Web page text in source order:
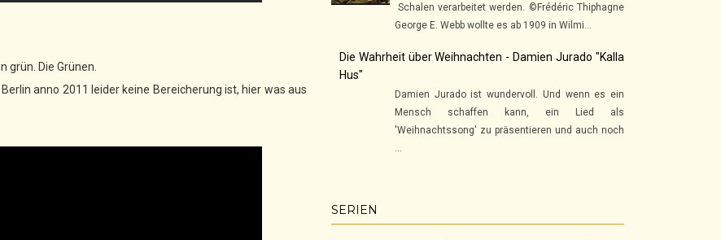
grün. Die Grünen.
anno 2011 leider keine Bereicherung ist, hier was aus
Schalen verarbeitet werden. ©Frédéric Thiphagne
George E. Webb wollte es ab 1909 in Wilmi...
Die Wahrheit über Weihnachten - Damien Jurado "Kalla
Hus"
Damien Jurado ist wundervoll. Und wenn es ein
Mensch schaffen kann, ein Lied als
'Weihnachtssong' zu präsentieren und auch noch
...
SERIEN